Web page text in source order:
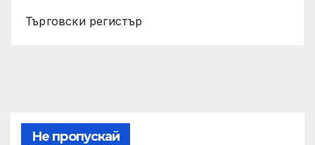
Търговски регистър
Не пропускай